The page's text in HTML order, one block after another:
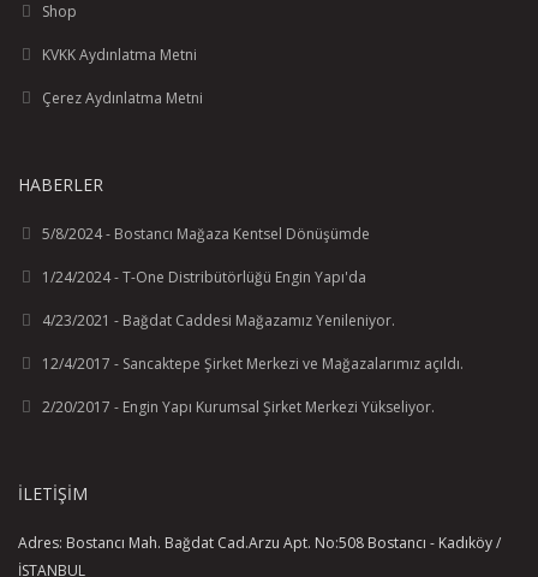
Shop
KVKK Aydınlatma Metni
Çerez Aydınlatma Metni
HABERLER
5/8/2024 - Bostancı Mağaza Kentsel Dönüşümde
1/24/2024 - T-One Distribütörlüğü Engin Yapı'da
4/23/2021 - Bağdat Caddesi Mağazamız Yenileniyor.
12/4/2017 - Sancaktepe Şirket Merkezi ve Mağazalarımız açıldı.
2/20/2017 - Engin Yapı Kurumsal Şirket Merkezi Yükseliyor.
İLETIŞIM
Adres: Bostancı Mah. Bağdat Cad.Arzu Apt. No:508 Bostancı - Kadıköy /
İSTANBUL